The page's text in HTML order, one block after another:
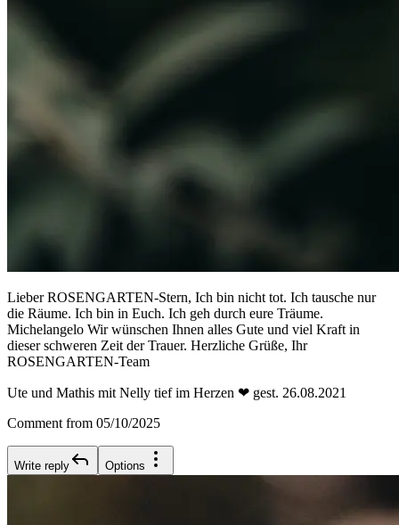
Lieber ROSENGARTEN-Stern, Ich bin nicht tot. Ich tausche nur
die Räume. Ich bin in Euch. Ich geh durch eure Träume.
Michelangelo Wir wünschen Ihnen alles Gute und viel Kraft in
dieser schweren Zeit der Trauer. Herzliche Grüße, Ihr
ROSENGARTEN-Team
Ute und Mathis mit Nelly tief im Herzen ❤ gest. 26.08.2021
Comment from 05/10/2025
Write reply Options